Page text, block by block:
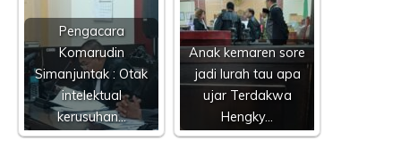
Pengacara
Komarudin
Simanjuntak : Otak
intelektual
kerusuhan…
Anak kemaren sore
jadi lurah tau apa
ujar Terdakwa
Hengky…